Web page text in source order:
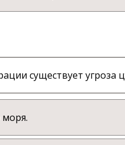
существует угроза